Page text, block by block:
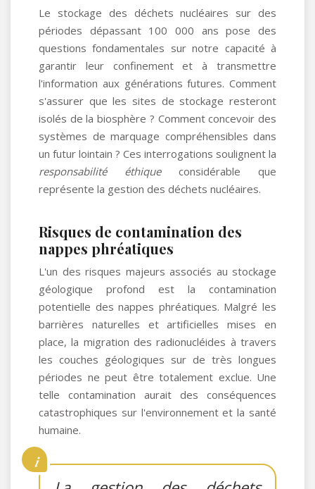
Le stockage des déchets nucléaires sur des
périodes dépassant 100 000 ans pose des
questions fondamentales sur notre capacité à
garantir leur confinement et à transmettre
l'information aux générations futures. Comment
s'assurer que les sites de stockage resteront
isolés de la biosphère ? Comment concevoir des
systèmes de marquage compréhensibles dans
un futur lointain ? Ces interrogations soulignent la
responsabilité éthique considérable que
représente la gestion des déchets nucléaires.
Risques de contamination des
nappes phréatiques
L'un des risques majeurs associés au stockage
géologique profond est la contamination
potentielle des nappes phréatiques. Malgré les
barrières naturelles et artificielles mises en
place, la migration des radionucléides à travers
les couches géologiques sur de très longues
périodes ne peut être totalement exclue. Une
telle contamination aurait des conséquences
catastrophiques sur l'environnement et la santé
humaine.